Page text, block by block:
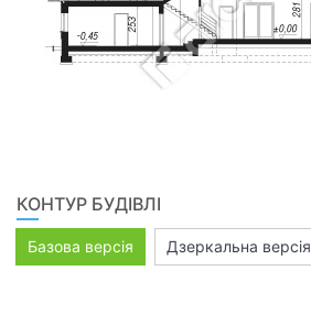
КОНТУР БУДІВЛІ
Базова версія Дзеркальна версія